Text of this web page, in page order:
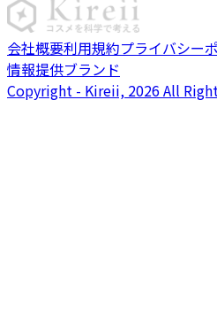
会社概要利用規約プライバシー
情報提供ブランド
Copyright - Kireii, 2026 All